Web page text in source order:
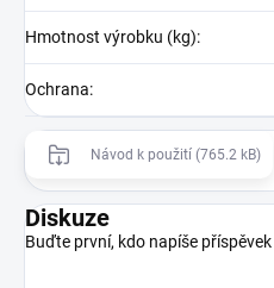
Hmotnost výrobku (kg):
Ochrana:
Návod k použití (765.2 kB)
Diskuze
Buďte první, kdo napíše